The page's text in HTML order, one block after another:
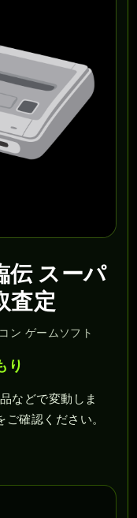
伝 スーパ
査定
ン ゲームソフト
り
などで変動しま
ご確認ください。